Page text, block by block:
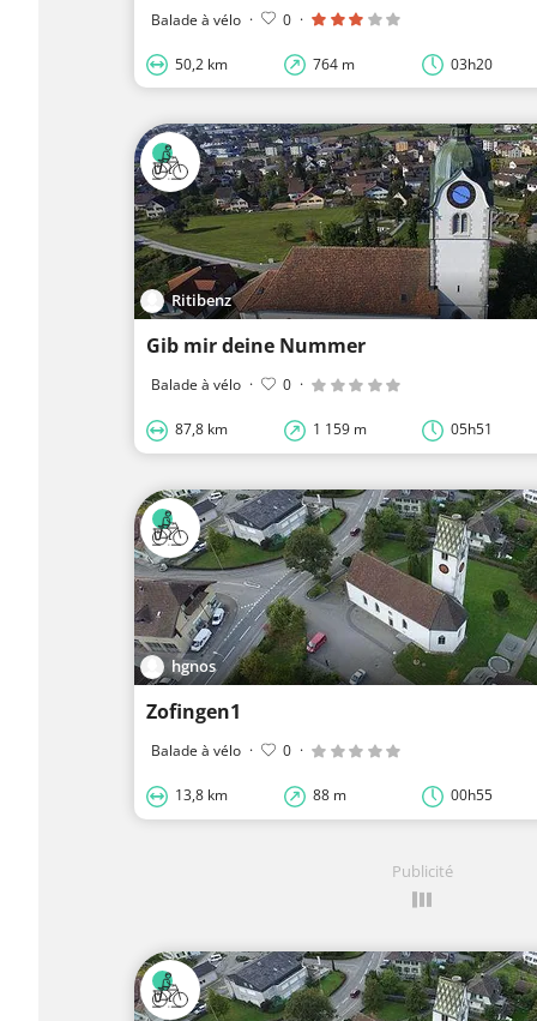
Balade à vélo · 0 ·
50,2 km 764 m 03h20
Ritibenz
Gib mir deine Nummer
Balade à vélo · 0 ·
87,8 km 1 159 m 05h51
hgnos
Zofingen1
Balade à vélo · 0 ·
13,8 km 88 m 00h55
Publicité